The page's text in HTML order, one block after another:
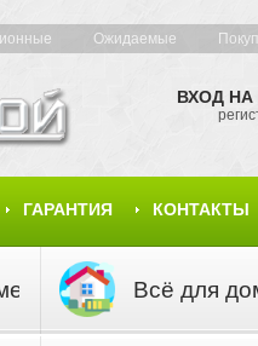
Ожидаемые
ГАРАНТИЯ КОНТАКТЫ
ВХОД НА
Всё для